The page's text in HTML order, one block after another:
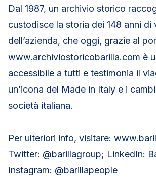
Dal 1987, un archivio storico
custodisce la storia dei 148 anni di
dell’azienda, che oggi, grazie al
www.archiviostoricobarilla.com è
accessibile a tutti e testimonia il
un’icona del Made in Italy e i
società italiana.
Per ulteriori info, visitare:
Twitter: @barillagroup; LinkedIn:
Instagram: @barillapeople